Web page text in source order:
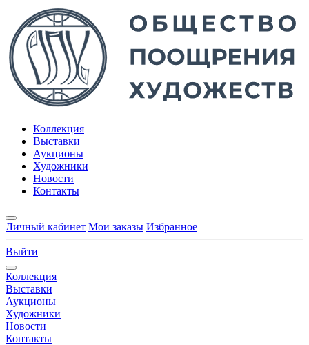
Коллекция
Выставки
Аукционы
Художники
Новости
Контакты
Личный кабинет Мои заказы Избранное
Выйти
Коллекция
Выставки
Аукционы
Художники
Новости
Контакты